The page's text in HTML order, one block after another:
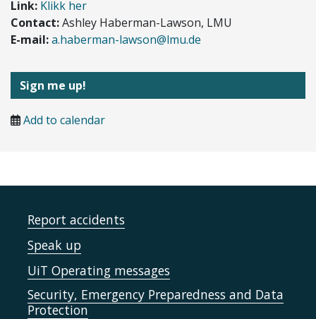
Link: Klikk her
Contact:Ashley Haberman-Lawson, LMU
E-mail:a.haberman-lawson@lmu.de
Sign me up!
Add to calendar
Report accidents
Speak up
UiT Operating messages
Security, Emergency Preparedness and Data
Protection